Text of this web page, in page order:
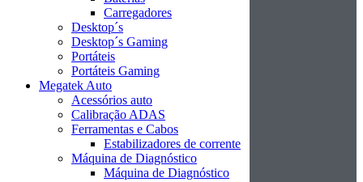
Carregadores
Desktop´s
Desktop´s Gaming
Portáteis
Portáteis Gaming
Megatek Auto
Acessórios auto
Calibração ADAS
Ferramentas e Cabos
Estabilizadores de corrente
Máquina de Diagnóstico
Máquina de Diagnóstico